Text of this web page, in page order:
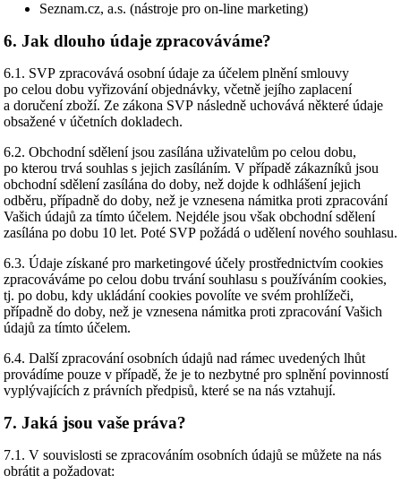
Seznam.cz, a.s. (nástroje pro on-line marketing)
6. Jak dlouho údaje zpracováváme?
6.1. SVP zpracovává osobní údaje za účelem plnění smlouvy
po celou dobu vyřizování objednávky, včetně jejího zaplacení
a doručení zboží. Ze zákona SVP následně uchovává některé údaje
obsažené v účetních dokladech.
6.2. Obchodní sdělení jsou zasílána uživatelům po celou dobu,
po kterou trvá souhlas s jejich zasíláním. V případě zákazníků jsou
obchodní sdělení zasílána do doby, než dojde k odhlášení jejich
odběru, případně do doby, než je vznesena námitka proti zpracování
Vašich údajů za tímto účelem. Nejdéle jsou však obchodní sdělení
zasílána po dobu 10 let. Poté SVP požádá o udělení nového souhlasu.
6.3. Údaje získané pro marketingové účely prostřednictvím cookies
zpracováváme po celou dobu trvání souhlasu s používáním cookies,
tj. po dobu, kdy ukládání cookies povolíte ve svém prohlížeči,
případně do doby, než je vznesena námitka proti zpracování Vašich
údajů za tímto účelem.
6.4. Další zpracování osobních údajů nad rámec uvedených lhůt
provádíme pouze v případě, že je to nezbytné pro splnění povinností
vyplývajících z právních předpisů, které se na nás vztahují.
7. Jaká jsou vaše práva?
7.1. V souvislosti se zpracováním osobních údajů se můžete na nás
obrátit a požadovat: